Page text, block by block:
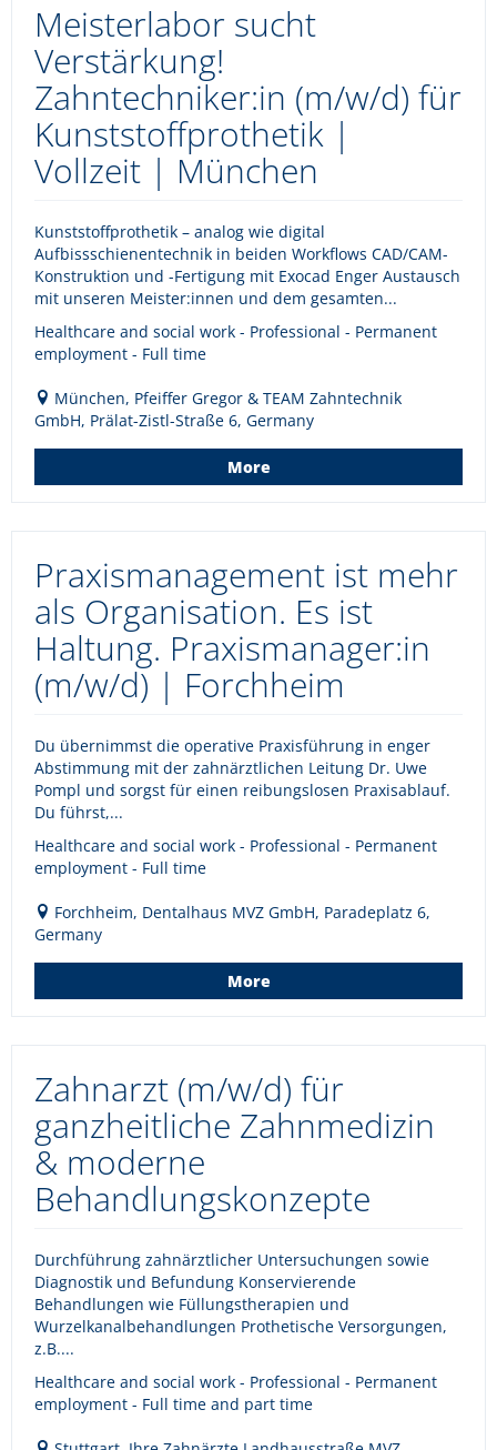
Meisterlabor sucht
Verstärkung!
Zahntechniker:in (m/w/d) für
Kunststoffprothetik |
Vollzeit | München
Kunststoffprothetik – analog wie digital
Aufbissschienentechnik in beiden Workflows CAD/CAM-
Konstruktion und -Fertigung mit Exocad Enger Austausch
mit unseren Meister:innen und dem gesamten...
Healthcare and social work - Professional - Permanent
employment - Full time
München, Pfeiffer Gregor & TEAM Zahntechnik
GmbH, Prälat-Zistl-Straße 6, Germany
More
Praxismanagement ist mehr
als Organisation. Es ist
Haltung. Praxismanager:in
(m/w/d) | Forchheim
Du übernimmst die operative Praxisführung in enger
Abstimmung mit der zahnärztlichen Leitung Dr. Uwe
Pompl und sorgst für einen reibungslosen Praxisablauf.
Du führst,...
Healthcare and social work - Professional - Permanent
employment - Full time
Forchheim, Dentalhaus MVZ GmbH, Paradeplatz 6,
Germany
More
Zahnarzt (m/w/d) für
ganzheitliche Zahnmedizin
& moderne
Behandlungskonzepte
Durchführung zahnärztlicher Untersuchungen sowie
Diagnostik und Befundung Konservierende
Behandlungen wie Füllungstherapien und
Wurzelkanalbehandlungen Prothetische Versorgungen,
z.B....
Healthcare and social work - Professional - Permanent
employment - Full time and part time